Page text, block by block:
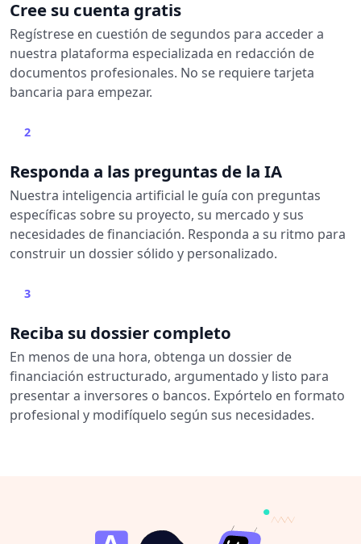
Cree su cuenta gratis
Regístrese en cuestión de segundos para acceder a
nuestra plataforma especializada en redacción de
documentos profesionales. No se requiere tarjeta
bancaria para empezar.
2
Responda a las preguntas de la IA
Nuestra inteligencia artificial le guía con preguntas
específicas sobre su proyecto, su mercado y sus
necesidades de financiación. Responda a su ritmo para
construir un dossier sólido y personalizado.
3
Reciba su dossier completo
En menos de una hora, obtenga un dossier de
financiación estructurado, argumentado y listo para
presentar a inversores o bancos. Expórtelo en formato
profesional y modifíquelo según sus necesidades.